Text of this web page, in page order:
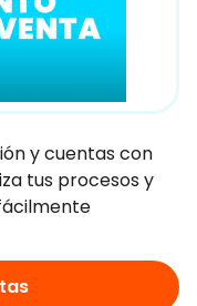
y cuentas con
tus procesos y